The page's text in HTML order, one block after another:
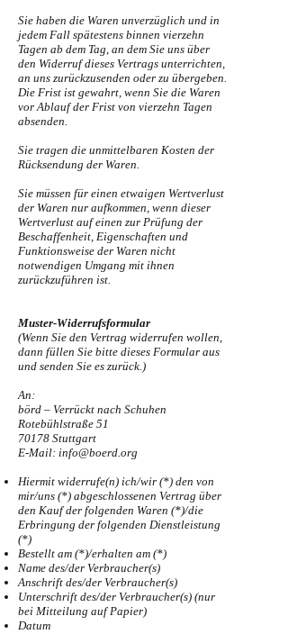
Sie haben die Waren unverzüglich und in
jedem Fall spätestens binnen vierzehn
Tagen ab dem Tag, an dem Sie uns über
den Widerruf dieses Vertrags unterrichten,
an uns zurückzusenden oder zu übergeben.
Die Frist ist gewahrt, wenn Sie die Waren
vor Ablauf der Frist von vierzehn Tagen
absenden.
Sie tragen die unmittelbaren Kosten der
Rücksendung der Waren.
Sie müssen für einen etwaigen Wertverlust
der Waren nur aufkommen, wenn dieser
Wertverlust auf einen zur Prüfung der
Beschaffenheit, Eigenschaften und
Funktionsweise der Waren nicht
notwendigen Umgang mit ihnen
zurückzuführen ist.
Muster-Widerrufsformular
(Wenn Sie den Vertrag widerrufen wollen,
dann füllen Sie bitte dieses Formular aus
und senden Sie es zurück.)
An:
börd – Verrückt nach Schuhen
Rotebühlstraße 51
70178 Stuttgart
E-Mail: info@boerd.org
Hiermit widerrufe(n) ich/wir (*) den von
mir/uns (*) abgeschlossenen Vertrag über
den Kauf der folgenden Waren (*)/die
Erbringung der folgenden Dienstleistung
(*)
Bestellt am (*)/erhalten am (*)
Name des/der Verbraucher(s)
Anschrift des/der Verbraucher(s)
Unterschrift des/der Verbraucher(s) (nur
bei Mitteilung auf Papier)
Datum